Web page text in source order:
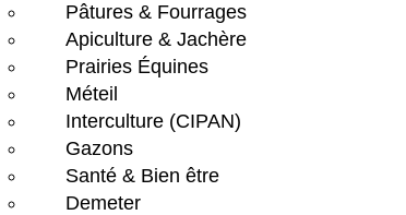
Pâtures & Fourrages
Apiculture & Jachère
Prairies Équines
Méteil
Interculture (CIPAN)
Gazons
Santé & Bien être
Demeter